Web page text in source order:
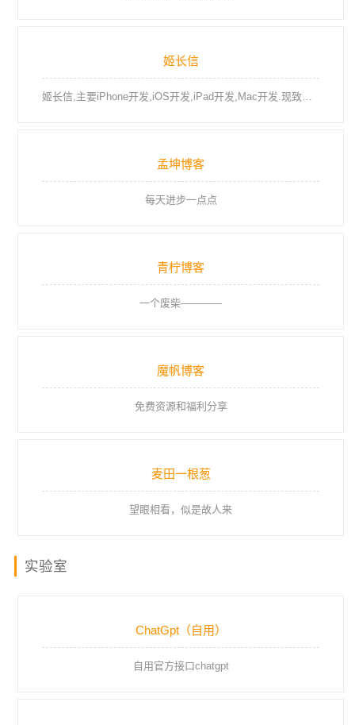
姬长信
姬长信,主要iPhone开发,iOS开发,iPad开发,Mac开发.现致力为所有移动开发者提供资讯服务、问答服务、代码下载、工具库及服务。
孟坤博客
每天进步一点点
青柠博客
一个废柴————
魔帆博客
免费资源和福利分享
麦田一根葱
望眼相看，似是故人来
实验室
ChatGpt（自用）
自用官方接口chatgpt